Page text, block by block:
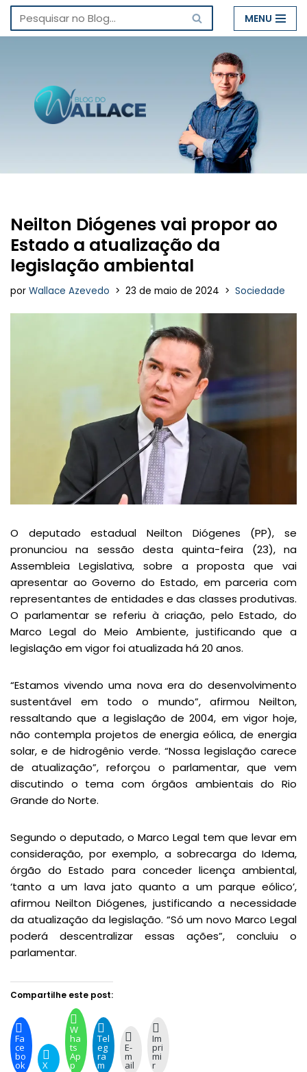
Pular
conteúdo
MENU
Neilton Diógenes vai propor ao
Estado a atualização da
legislação ambiental
por Wallace Azevedo 23 de maio de 2024 Sociedade
O deputado estadual Neilton Diógenes (PP), se
pronunciou na sessão desta quinta-feira (23), na
Assembleia Legislativa, sobre a proposta que vai
apresentar ao Governo do Estado, em parceria com
representantes de entidades e das classes produtivas.
O parlamentar se referiu à criação, pelo Estado, do
Marco Legal do Meio Ambiente, justificando que a
legislação em vigor foi atualizada há 20 anos.
“Estamos vivendo uma nova era do desenvolvimento
sustentável em todo o mundo”, afirmou Neilton,
ressaltando que a legislação de 2004, em vigor hoje,
não contempla projetos de energia eólica, de energia
solar, e de hidrogênio verde. “Nossa legislação carece
de atualização”, reforçou o parlamentar, que vem
discutindo o tema com órgãos ambientais do Rio
Grande do Norte.
Segundo o deputado, o Marco Legal tem que levar em
consideração, por exemplo, a sobrecarga do Idema,
órgão do Estado para conceder licença ambiental,
‘tanto a um lava jato quanto a um parque eólico’,
afirmou Neilton Diógenes, justificando a necessidade
da atualização da legislação. “Só um novo Marco Legal
poderá descentralizar essas ações”, concluiu o
parlamentar.
Compartilhe este post:
Fa
ce
bo
ok X
W
ha
ts
Ap
p
Tel
eg
ra
m
E-
m
ail
Im
pri
mi
r